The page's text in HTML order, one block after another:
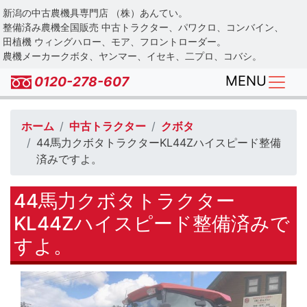
Skip
to
main
content
新潟の中古農機具専門店 （株）あんてい。
整備済み農機全国販売 中古トラクター、パワクロ、コンバイン、
田植機 ウィングハロー、モア、フロントローダー。
農機メーカークボタ、ヤンマー、イセキ、二プロ、コバシ。
0120-278-607 MENU
ホーム 中古トラクター
クボタ
44馬力クボタトラクターKL44Zハイスピード整備
済みですよ。
44馬力クボタトラクター
KL44Zハイスピード整備済みで
すよ。